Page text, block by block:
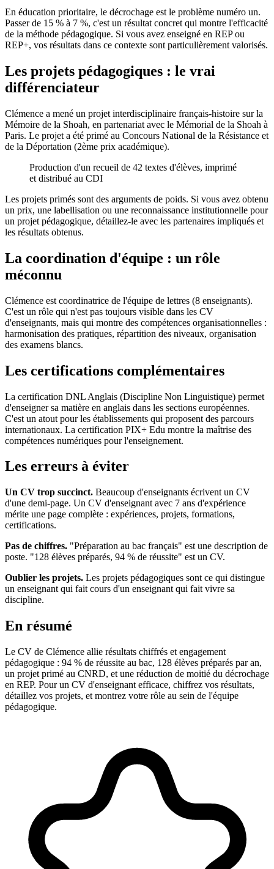
En éducation prioritaire, le décrochage est le problème numéro un.
Passer de 15 % à 7 %, c'est un résultat concret qui montre l'efficacité
de la méthode pédagogique. Si vous avez enseigné en REP ou
REP+, vos résultats dans ce contexte sont particulièrement valorisés.
Les projets pédagogiques : le vrai
différenciateur
Clémence a mené un projet interdisciplinaire français-histoire sur la
Mémoire de la Shoah, en partenariat avec le Mémorial de la Shoah à
Paris. Le projet a été primé au Concours National de la Résistance et
de la Déportation (2ème prix académique).
Production d'un recueil de 42 textes d'élèves, imprimé
et distribué au CDI
Les projets primés sont des arguments de poids. Si vous avez obtenu
un prix, une labellisation ou une reconnaissance institutionnelle pour
un projet pédagogique, détaillez-le avec les partenaires impliqués et
les résultats obtenus.
La coordination d'équipe : un rôle
méconnu
Clémence est coordinatrice de l'équipe de lettres (8 enseignants).
C'est un rôle qui n'est pas toujours visible dans les CV
d'enseignants, mais qui montre des compétences organisationnelles :
harmonisation des pratiques, répartition des niveaux, organisation
des examens blancs.
Les certifications complémentaires
La certification DNL Anglais (Discipline Non Linguistique) permet
d'enseigner sa matière en anglais dans les sections européennes.
C'est un atout pour les établissements qui proposent des parcours
internationaux. La certification PIX+ Edu montre la maîtrise des
compétences numériques pour l'enseignement.
Les erreurs à éviter
Un CV trop succinct. Beaucoup d'enseignants écrivent un CV
d'une demi-page. Un CV d'enseignant avec 7 ans d'expérience
mérite une page complète : expériences, projets, formations,
certifications.
Pas de chiffres. "Préparation au bac français" est une description de
poste. "128 élèves préparés, 94 % de réussite" est un CV.
Oublier les projets. Les projets pédagogiques sont ce qui distingue
un enseignant qui fait cours d'un enseignant qui fait vivre sa
discipline.
En résumé
Le CV de Clémence allie résultats chiffrés et engagement
pédagogique : 94 % de réussite au bac, 128 élèves préparés par an,
un projet primé au CNRD, et une réduction de moitié du décrochage
en REP. Pour un CV d'enseignant efficace, chiffrez vos résultats,
détaillez vos projets, et montrez votre rôle au sein de l'équipe
pédagogique.